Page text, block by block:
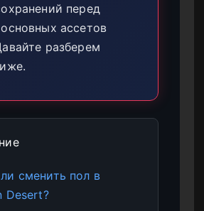
перед
ассетов
разберем
сменить пол в
Desert?